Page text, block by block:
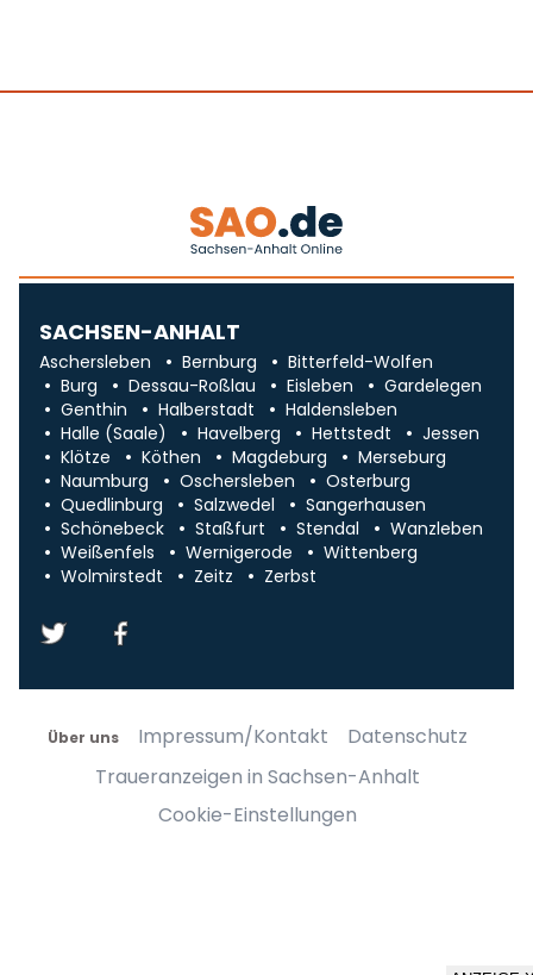
SACHSEN-ANHALT
Aschersleben Bernburg
Bitterfeld-Wolfen
Burg
Dessau-Roßlau Eisleben
Gardelegen
Genthin
Halberstadt
Haldensleben
Halle (Saale)
Havelberg Hettstedt
Jessen
Klötze
Köthen Magdeburg
Merseburg
Naumburg
Oschersleben
Osterburg
Quedlinburg
Salzwedel
Sangerhausen
Schönebeck
Staßfurt Stendal
Wanzleben
Weißenfels
Wernigerode
Wittenberg
Wolmirstedt
Zeitz Zerbst
Über uns Impressum/Kontakt
Datenschutz
Traueranzeigen in Sachsen-Anhalt
Cookie-Einstellungen